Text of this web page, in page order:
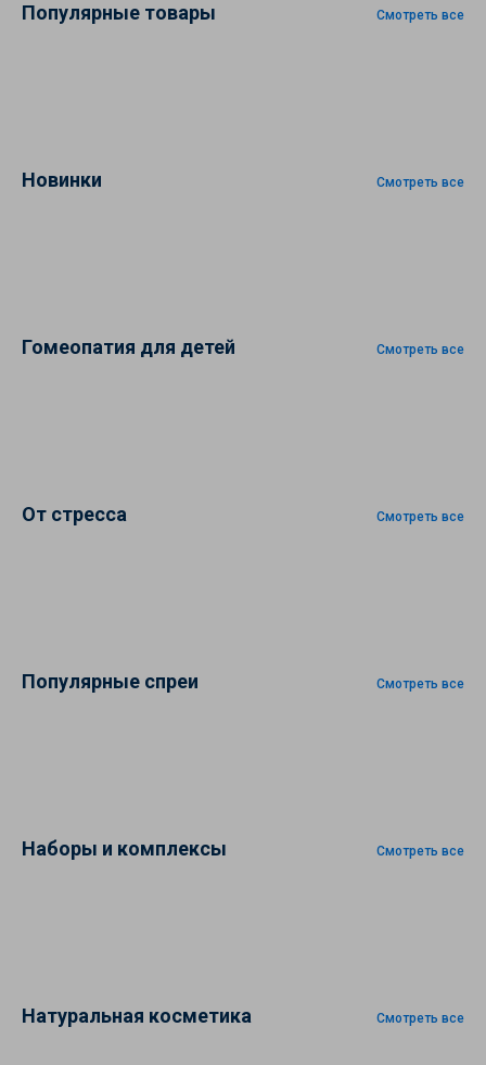
Популярные товары Смотреть все
Новинки Смотреть все
Гомеопатия для детей Смотреть все
От стресса Смотреть все
Популярные спреи Смотреть все
Наборы и комплексы Смотреть все
Натуральная косметика Смотреть все